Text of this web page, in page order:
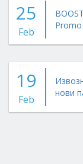
25
Feb
Promo
19
Feb
нови